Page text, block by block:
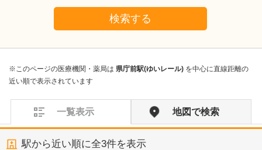
検索する
※このページの医療機関・薬局は 県庁前駅(ゆいレール) を中心に直線距離の
近い順で表示されています
一覧表示 地図で検索
駅から近い順に全3件を表示